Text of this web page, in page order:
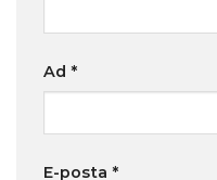
Ad *
E-posta *